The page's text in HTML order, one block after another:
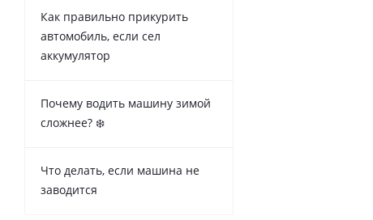
Как правильно прикурить
автомобиль, если сел
аккумулятор
Почему водить машину зимой
сложнее? ❄️
Что делать, если машина не
заводится